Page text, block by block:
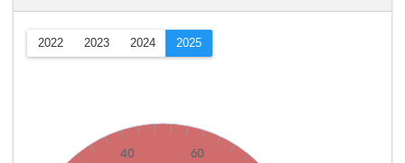
2022 2023 2024 2025
40 60